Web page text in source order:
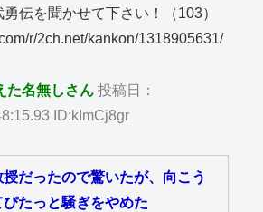
伝を聞かせて下さい！（103）
r/2ch.net/kankon/1318905631/
た名無しさん 投稿日：
ID:kImCj8gr
だったので驚いたが、向こう
ぴたっと騒ぎをやめた